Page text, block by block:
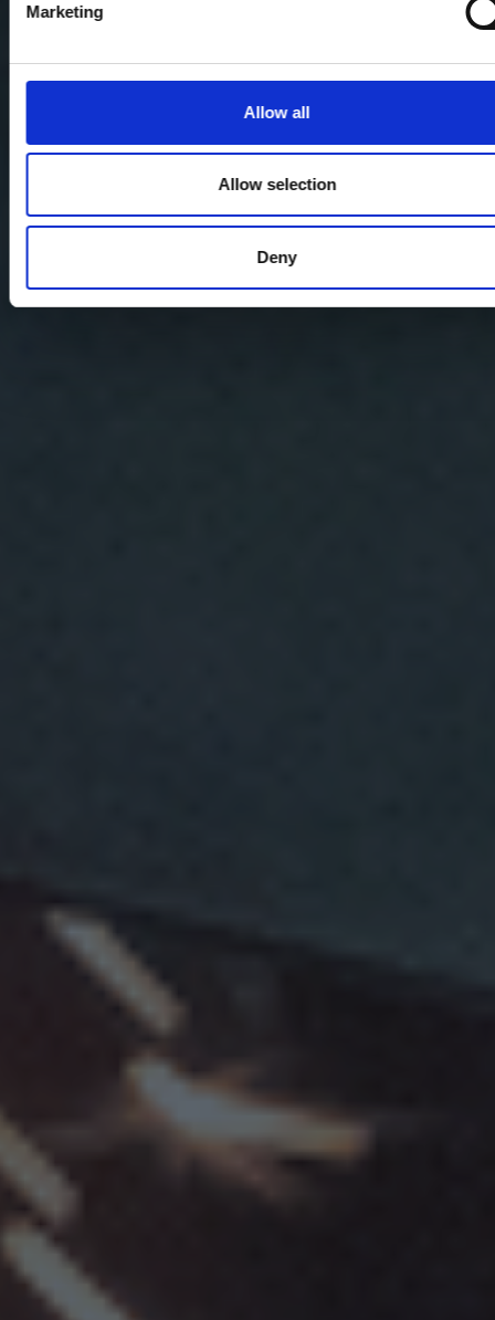
Marketing
Allow all
Allow selection
Deny